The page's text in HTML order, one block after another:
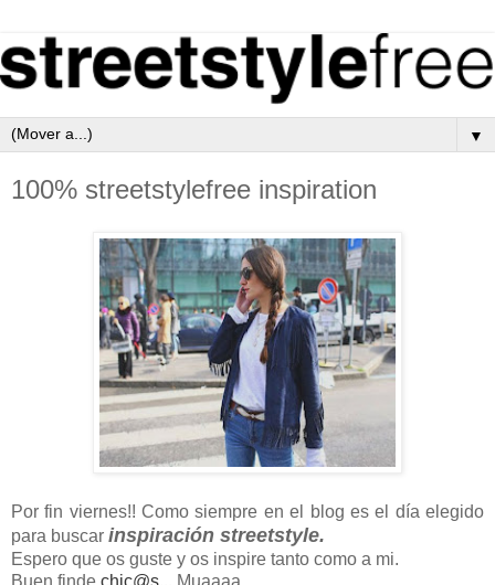
▼
100% streetstylefree inspiration
Por fin viernes!! Como siempre en el blog es el día elegido
para buscar inspiración streetstyle.
Espero que os guste y os inspire tanto como a mi.
Buen finde chic@s... Muaaaa